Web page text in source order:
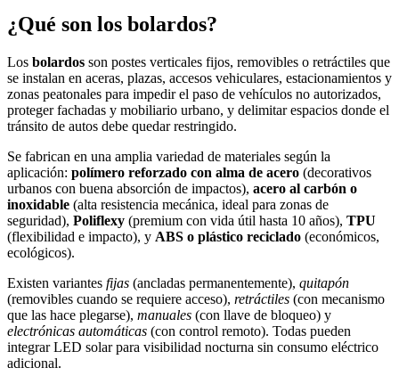
¿Qué son los bolardos?
Los bolardos son postes verticales fijos, removibles o retráctiles que
se instalan en aceras, plazas, accesos vehiculares, estacionamientos y
zonas peatonales para impedir el paso de vehículos no autorizados,
proteger fachadas y mobiliario urbano, y delimitar espacios donde el
tránsito de autos debe quedar restringido.
Se fabrican en una amplia variedad de materiales según la
aplicación: polímero reforzado con alma de acero (decorativos
urbanos con buena absorción de impactos), acero al carbón o
inoxidable (alta resistencia mecánica, ideal para zonas de
seguridad), Poliflexy (premium con vida útil hasta 10 años), TPU
(flexibilidad e impacto), y ABS o plástico reciclado (económicos,
ecológicos).
Existen variantes fijas (ancladas permanentemente), quitapón
(removibles cuando se requiere acceso), retráctiles (con mecanismo
que las hace plegarse), manuales (con llave de bloqueo) y
electrónicas automáticas (con control remoto). Todas pueden
integrar LED solar para visibilidad nocturna sin consumo eléctrico
adicional.